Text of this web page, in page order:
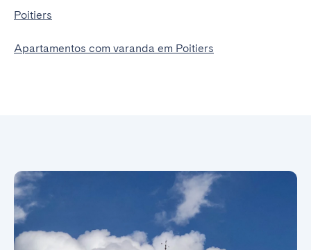
Poitiers
Apartamentos com varanda em Poitiers